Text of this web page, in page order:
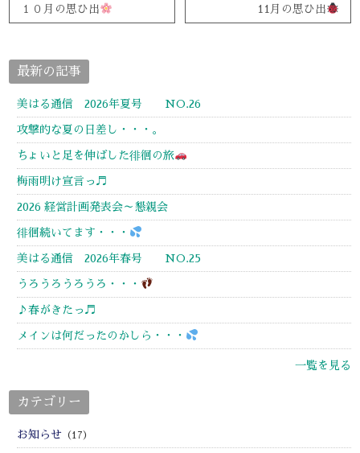
１０月の思ひ出
11月の思ひ出
最新の記事
美はる通信 2026年夏号 NO.26
攻撃的な夏の日差し・・・。
ちょいと足を伸ばした徘徊の旅
梅雨明け宣言っ♬
2026 経営計画発表会～懇親会
徘徊続いてます・・・
美はる通信 2026年春号 NO.25
うろうろうろうろ・・・
♪春がきたっ♬
メインは何だったのかしら・・・
一覧を見る
カテゴリー
お知らせ （17）